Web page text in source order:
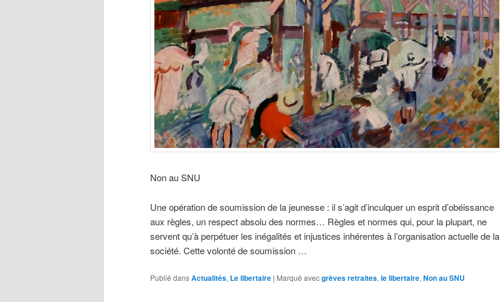
Non au SNU
Une opération de soumission de la jeunesse : il s’agit d’inculquer un esprit d’obéissance
aux règles, un respect absolu des normes… Règles et normes qui, pour la plupart, ne
servent qu’à perpétuer les inégalités et injustices inhérentes à l’organisation actuelle de la
société. Cette volonté de soumission …
Publié dansActualités, Le libertaire | Marqué avecgrèves retraites, le libertaire, Non au SNU